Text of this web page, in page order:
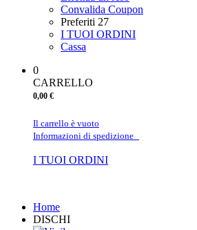
Convalida Coupon
Preferiti 27
I TUOI ORDINI
Cassa
0
CARRELLO
0,00 €
Il carrello è vuoto
Informazioni di spedizione
I TUOI ORDINI
Home
DISCHI